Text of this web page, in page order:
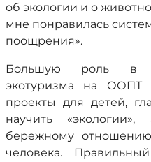
об экологии и о
мне понравилась
поощрения».
Большую роль в
экотуризма на ООПТ
проекты для детей,
научить
бережному
человека.